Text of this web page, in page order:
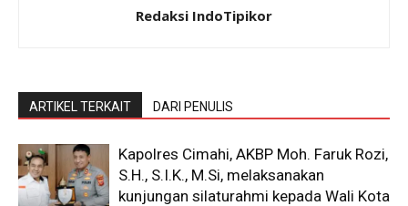
Redaksi IndoTipikor
ARTIKEL TERKAIT DARI PENULIS
Kapolres Cimahi, AKBP Moh. Faruk Rozi,
S.H., S.I.K., M.Si, melaksanakan
kunjungan silaturahmi kepada Wali Kota